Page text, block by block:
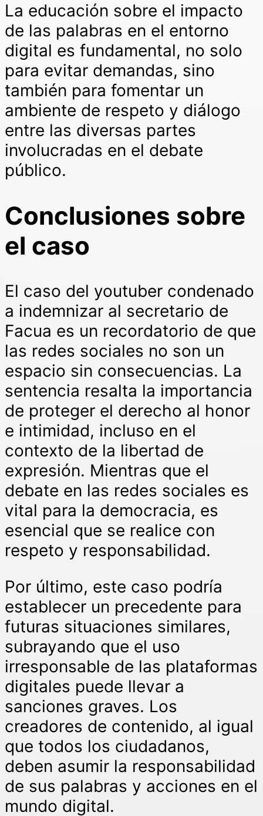
La educación sobre el impacto
de las palabras en el entorno
digital es fundamental, no solo
para evitar demandas, sino
también para fomentar un
ambiente de respeto y diálogo
entre las diversas partes
involucradas en el debate
público.
Conclusiones sobre
el caso
El caso del youtuber condenado
a indemnizar al secretario de
Facua es un recordatorio de que
las redes sociales no son un
espacio sin consecuencias. La
sentencia resalta la importancia
de proteger el derecho al honor
e intimidad, incluso en el
contexto de la libertad de
expresión. Mientras que el
debate en las redes sociales es
vital para la democracia, es
esencial que se realice con
respeto y responsabilidad.
Por último, este caso podría
establecer un precedente para
futuras situaciones similares,
subrayando que el uso
irresponsable de las plataformas
digitales puede llevar a
sanciones graves. Los
creadores de contenido, al igual
que todos los ciudadanos,
deben asumir la responsabilidad
de sus palabras y acciones en el
mundo digital.